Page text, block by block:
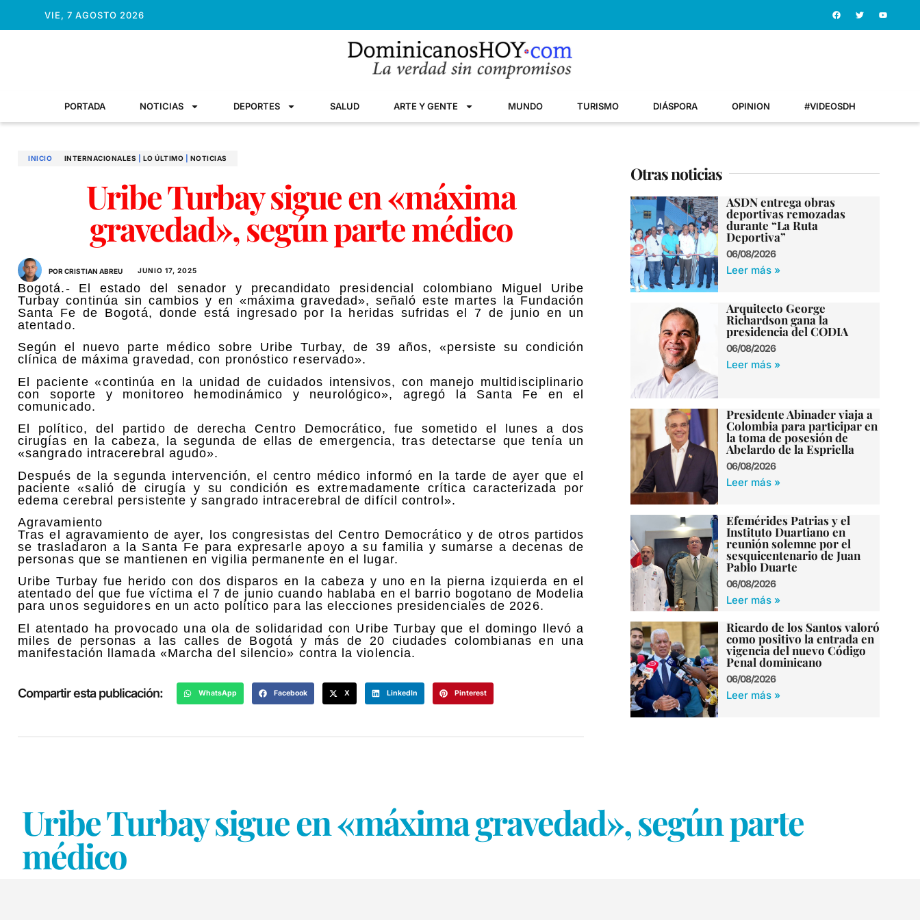
VIE, 7 AGOSTO 2026
PORTADA NOTICIAS DEPORTES SALUD ARTE Y GENTE MUNDO TURISMO DIÁSPORA OPINION #VIDEOSDH
INICIO INTERNACIONALES LO ÚLTIMO NOTICIAS
Uribe Turbay sigue en «máxima
gravedad», según parte médico
POR CRISTIAN ABREU JUNIO 17, 2025
Bogotá.- El estado del senador y precandidato presidencial colombiano Miguel Uribe
Turbay continúa sin cambios y en «máxima gravedad», señaló este martes la Fundación
Santa Fe de Bogotá, donde está ingresado por la heridas sufridas el 7 de junio en un
atentado.
Según el nuevo parte médico sobre Uribe Turbay, de 39 años, «persiste su condición
clínica de máxima gravedad, con pronóstico reservado».
El paciente «continúa en la unidad de cuidados intensivos, con manejo multidisciplinario
con soporte y monitoreo hemodinámico y neurológico», agregó la Santa Fe en el
comunicado.
El político, del partido de derecha Centro Democrático, fue sometido el lunes a dos
cirugías en la cabeza, la segunda de ellas de emergencia, tras detectarse que tenía un
«sangrado intracerebral agudo».
Después de la segunda intervención, el centro médico informó en la tarde de ayer que el
paciente «salió de cirugía y su condición es extremadamente crítica caracterizada por
edema cerebral persistente y sangrado intracerebral de difícil control».
Agravamiento
Tras el agravamiento de ayer, los congresistas del Centro Democrático y de otros partidos
se trasladaron a la Santa Fe para expresarle apoyo a su familia y sumarse a decenas de
personas que se mantienen en vigilia permanente en el lugar.
Uribe Turbay fue herido con dos disparos en la cabeza y uno en la pierna izquierda en el
atentado del que fue víctima el 7 de junio cuando hablaba en el barrio bogotano de Modelia
para unos seguidores en un acto político para las elecciones presidenciales de 2026.
El atentado ha provocado una ola de solidaridad con Uribe Turbay que el domingo llevó a
miles de personas a las calles de Bogotá y más de 20 ciudades colombianas en una
manifestación llamada «Marcha del silencio» contra la violencia.
Compartir esta publicación: WhatsApp Facebook X LinkedIn Pinterest
Otras noticias
ASDN entrega obras
deportivas remozadas
durante “La Ruta
Deportiva”
06/08/2026
Leer más »
Arquitecto George
Richardson gana la
presidencia del CODIA
06/08/2026
Leer más »
Presidente Abinader viaja a
Colombia para participar en
la toma de posesión de
Abelardo de la Espriella
06/08/2026
Leer más »
Efemérides Patrias y el
Instituto Duartiano en
reunión solemne por el
sesquicentenario de Juan
Pablo Duarte
06/08/2026
Leer más »
Ricardo de los Santos valoró
como positivo la entrada en
vigencia del nuevo Código
Penal dominicano
06/08/2026
Leer más »
Uribe Turbay sigue en «máxima gravedad», según parte
médico